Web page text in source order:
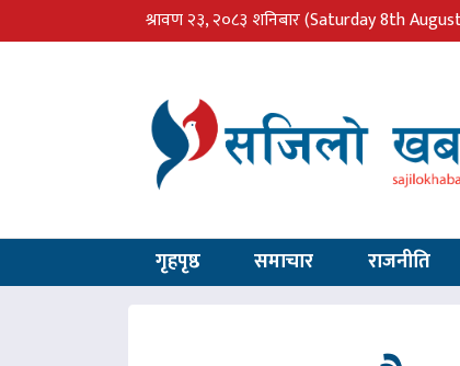
श्रावण २३, २०८३ शनिबार(Saturday 8th
गृहपृष्ठ समाचार राजनीति